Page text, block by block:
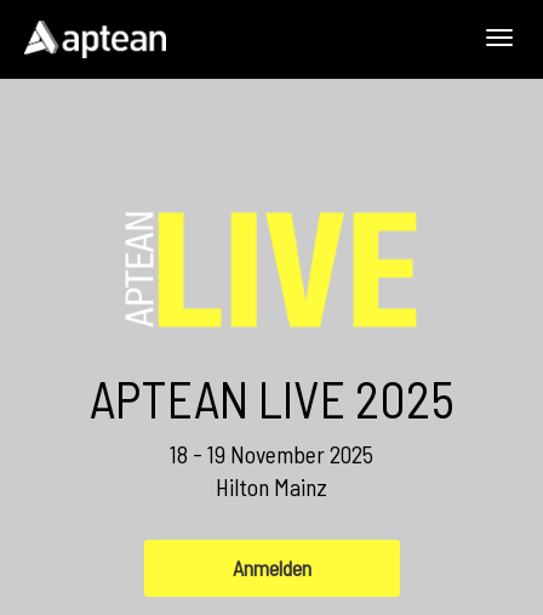
APTEAN LIVE 2025
18 - 19 November 2025
Hilton Mainz
Anmelden